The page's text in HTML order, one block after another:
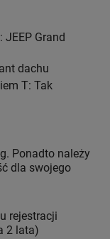
Grand
dachu
T: Tak
Ponadto należy
dla swojego
rejestracji
2 lata)